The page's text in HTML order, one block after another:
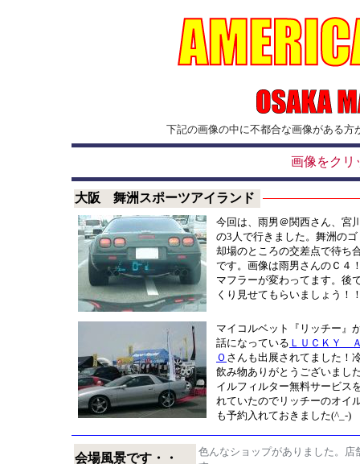
下記の画像の中に不都合な画像がある方
画像をクリ
大阪 舞洲スポーツアイランド
今回は、雨男＠関西さん、宮
の3人で行きました。舞洲のゴ
却場のところの交差点で待ち
です。画像は雨男さんのＣ４
マフラーが変わってます。後
くり見せてもらいましょう！
マイコルベット『リッチー』
話になっている ＬＵＣＫＹ
Ｏ さんも出展されてました！
飲み物ありがとうございまし
イルフィルター無料サービス
れていたのでリッチーのオイ
も予約入れておきました(^_-)
会場風景です・・
色んなショップがありました。